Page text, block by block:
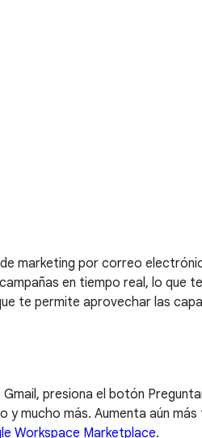
marketing por correo
en tiempo real, lo que
te permite aprovechar las
presiona el botón
mucho más. Aumenta aún
Workspace Marketplace.